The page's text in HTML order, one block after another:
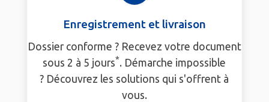
Enregistrement et livraison
Dossier conforme ? Recevez votre document
sous 2 à 5 jours*. Démarche impossible
? Découvrez les solutions qui s'offrent à
vous.